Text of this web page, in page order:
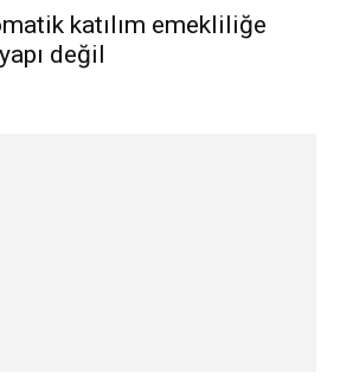
katılım emekliliğe
değil